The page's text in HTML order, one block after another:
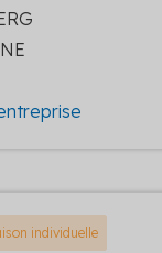
individuelle